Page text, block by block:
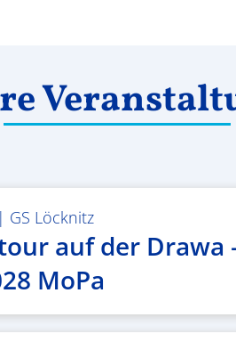
| GS Löcknitz
auf der Drawa
MoPa